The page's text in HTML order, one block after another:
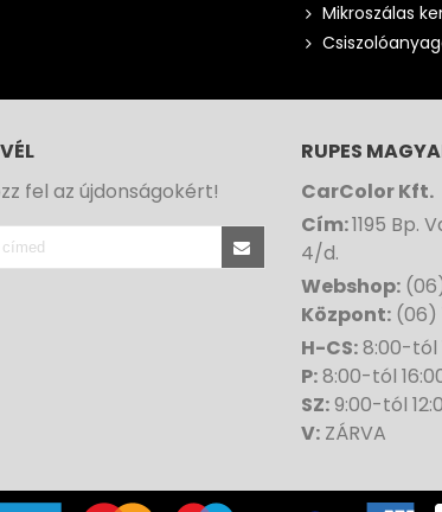
Mikroszálas
fel az újdonságokért!
RUPES
CarColor Kft.
Cím:1195 Bp.
4/d.
Webshop:
Központ: (06)
H-CS:8:00-tól
P:8:00-tól
SZ:9:00-tól
V: ZÁRVA